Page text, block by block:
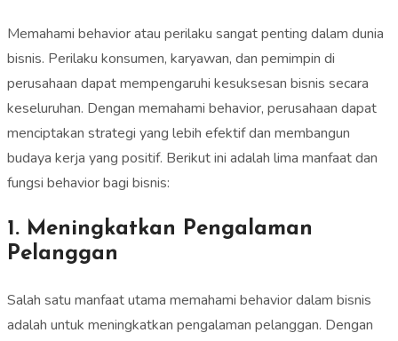
Memahami behavior atau perilaku sangat penting dalam dunia
bisnis. Perilaku konsumen, karyawan, dan pemimpin di
perusahaan dapat mempengaruhi kesuksesan bisnis secara
keseluruhan. Dengan memahami behavior, perusahaan dapat
menciptakan strategi yang lebih efektif dan membangun
budaya kerja yang positif. Berikut ini adalah lima manfaat dan
fungsi behavior bagi bisnis:
1. Meningkatkan Pengalaman
Pelanggan
Salah satu manfaat utama memahami behavior dalam bisnis
adalah untuk meningkatkan pengalaman pelanggan. Dengan